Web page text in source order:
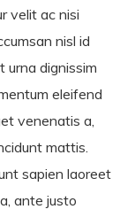
velit ac nisi
nisl id
urna dignissim
eleifend
venenatis a,
mattis.
sapien laoreet
ante justo